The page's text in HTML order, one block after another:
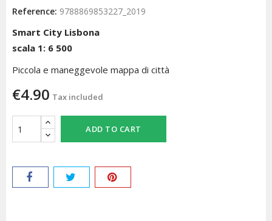
Reference: 9788869853227_2019
Smart City Lisbona
scala 1: 6 500
Piccola e maneggevole mappa di città
€4.90 Tax included
ADD TO CART